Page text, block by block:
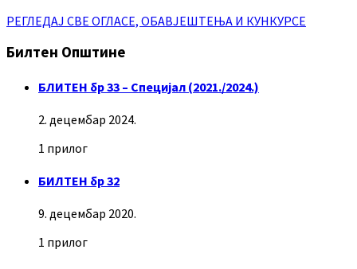
РЕГЛЕДАЈ СВЕ ОГЛАСЕ, ОБАВЈЕШТЕЊА И КУНКУРСЕ
Билтен Општине
БЛИТЕН бр 33 – Специјал (2021./2024.)
2. децембар 2024.
1 прилог
БИЛТЕН бр 32
9. децембар 2020.
1 прилог